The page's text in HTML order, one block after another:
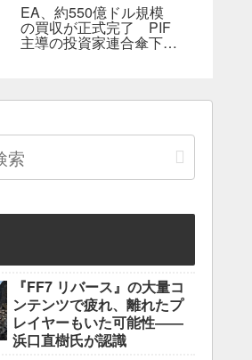
EA、約550億ドル規模
の買収が正式完了 PIF
主導の投資家連合傘下で
満
『FF7 リバース』の大量コ
ンテンツで疲れ、離れたプ
レイヤーもいた可能性――
浜口直樹氏が認識